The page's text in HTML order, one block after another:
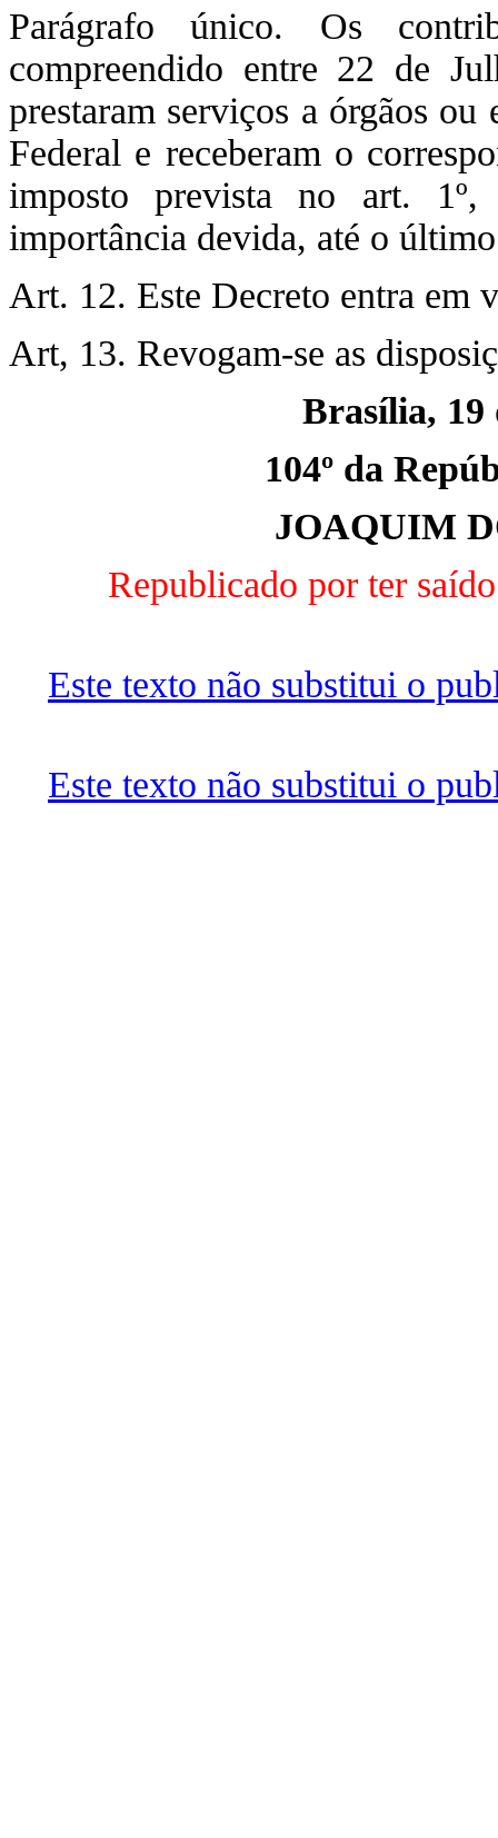
Parágrafo único. Os
compreendido entre 22 de
prestaram serviços a órgãos
Federal e receberam o
imposto prevista no art. 1º,
importância devida, até o
Art. 12. Este Decreto entra em
Art, 13. Revogam-se as
Brasília, 19
104º da
JOAQUIM
Republicado por ter
Este texto não substitui o
Este texto não substitui o